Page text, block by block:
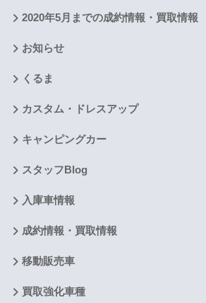
2020年5月までの成約情報・買取情報
お知らせ
くるま
カスタム・ドレスアップ
キャンピングカー
スタッフBlog
入庫車情報
成約情報・買取情報
移動販売車
買取強化車種